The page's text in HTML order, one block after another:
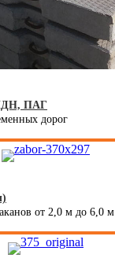
ПАГ
дорог
от 2,0 м до 6,0 м